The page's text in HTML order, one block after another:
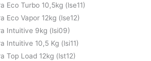
Eco Turbo 10,5kg (lse11)
Eco Vapor 12kg (lse12)
Intuitive 9kg (lsi09)
Intuitive 10,5 Kg (lsi11)
Top Load 12kg (lst12)